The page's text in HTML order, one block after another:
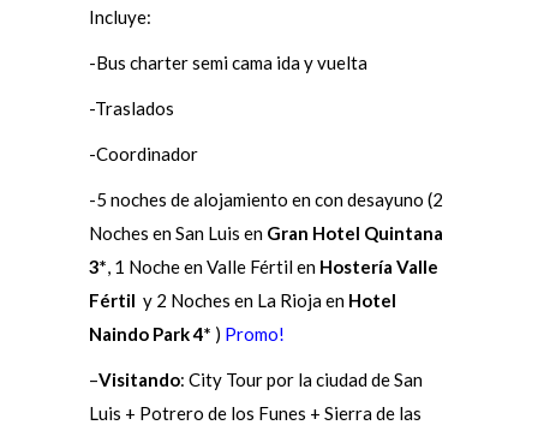
Incluye:
-Bus charter semi cama ida y vuelta
-Traslados
-Coordinador
-5 noches de alojamiento en con desayuno (2
Noches en San Luis en Gran Hotel Quintana
3*, 1 Noche en Valle Fértil en Hostería Valle
Fértil y 2 Noches en La Rioja en Hotel
Naindo Park 4* ) Promo!
–Visitando: City Tour por la ciudad de San
Luis + Potrero de los Funes + Sierra de las